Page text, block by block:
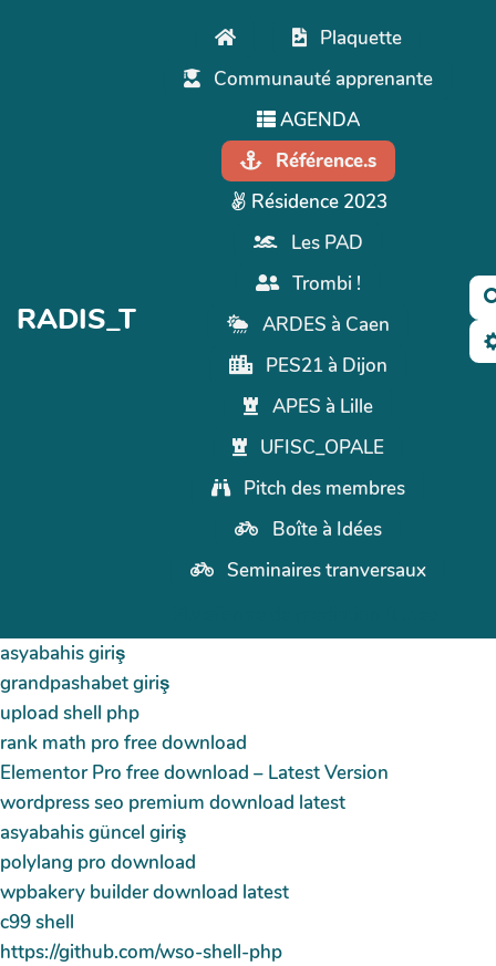
Aller au contenu principal
RADIS_T
Plaquette
Communauté apprenante
AGENDA
Référence.s
Résidence 2023
Les PAD
Trombi !
ARDES à Caen
PES21 à Dijon
APES à Lille
UFISC_OPALE
Pitch des membres
Boîte à Idées
Seminaires tranversaux
asyabahis giriş
grandpashabet giriş
upload shell php
rank math pro free download
Elementor Pro free download – Latest Version
wordpress seo premium download latest
asyabahis güncel giriş
polylang pro download
wpbakery builder download latest
c99 shell
https://github.com/wso-shell-php